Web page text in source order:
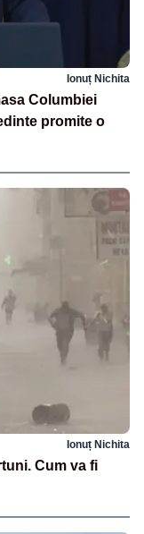
Ionuț Nichita
Columbiei
promite o
Ionuț Nichita
Cum va fi